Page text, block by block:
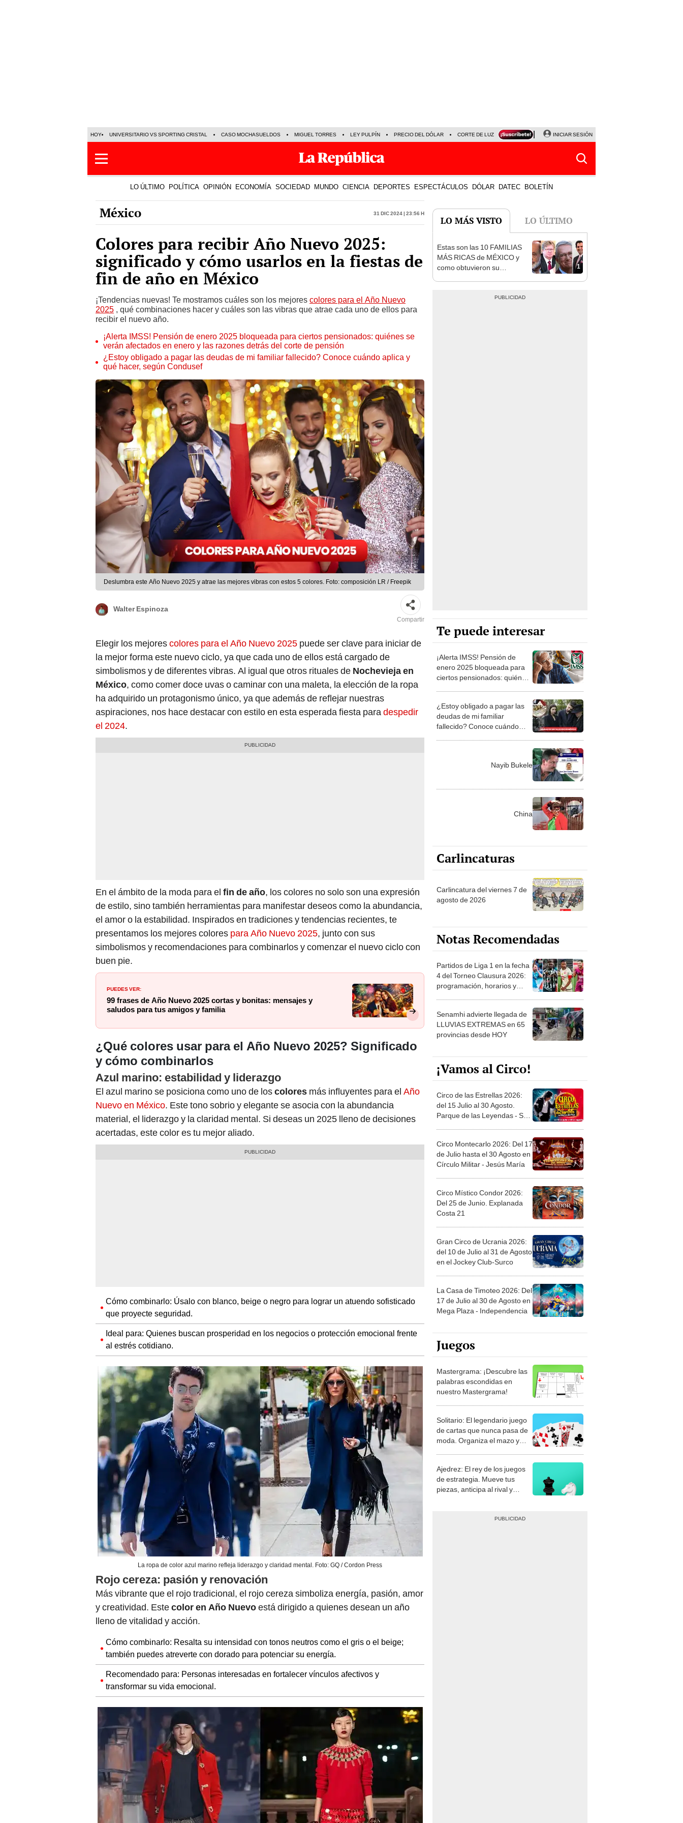
HOY UNIVERSITARIO VS SPORTING CRISTAL CASO MOCHASUELDOS MIGUEL TORRES LEY PULPÍN PRECIO DEL DÓLAR CORTE DE LUZ VIERNES 7 DE AGOSTO ALBERTO BENAVIDES
INICIAR SESIÓN
LO ÚLTIMO POLÍTICA OPINIÓN ECONOMÍA SOCIEDAD MUNDO CIENCIA DEPORTES ESPECTÁCULOS DÓLAR DATEC BOLETÍN
México 31 Dic 2024 | 23:56 h
Colores para recibir Año Nuevo 2025:
significado y cómo usarlos en la fiestas de
fin de año en México
¡Tendencias nuevas! Te mostramos cuáles son los mejores colores para el Año Nuevo
2025 , qué combinaciones hacer y cuáles son las vibras que atrae cada uno de ellos para
recibir el nuevo año.
¡Alerta IMSS! Pensión de enero 2025 bloqueada para ciertos pensionados: quiénes se
verán afectados en enero y las razones detrás del corte de pensión
¿Estoy obligado a pagar las deudas de mi familiar fallecido? Conoce cuándo aplica y
qué hacer, según Condusef
Deslumbra este Año Nuevo 2025 y atrae las mejores vibras con estos 5 colores. Foto: composición LR / Freepik
Walter Espinoza
Compartir
Elegir los mejorescolores para el Año Nuevo 2025 puede ser clave para iniciar de
la mejor forma este nuevo ciclo, ya que cada uno de ellos está cargado de
simbolismos y de diferentes vibras. Al igual que otros rituales de Nochevieja en
México, como comer doce uvas o caminar con una maleta, la elección de la ropa
ha adquirido un protagonismo único, ya que además de reflejar nuestras
aspiraciones, nos hace destacar con estilo en esta esperada fiesta paradespedir
el 2024.
En el ámbito de la moda para el fin de año, los colores no solo son una expresión
de estilo, sino también herramientas para manifestar deseos como la abundancia,
el amor o la estabilidad. Inspirados en tradiciones y tendencias recientes, te
presentamos los mejores colores para Año Nuevo 2025, junto con sus
simbolismos y recomendaciones para combinarlos y comenzar el nuevo ciclo con
buen pie.
PUEDES VER:
99 frases de Año Nuevo 2025 cortas y bonitas: mensajes y
saludos para tus amigos y familia
¿Qué colores usar para el Año Nuevo 2025? Significado
y cómo combinarlos
Azul marino: estabilidad y liderazgo
El azul marino se posiciona como uno de loscolores más influyentes para el Año
Nuevo en México. Este tono sobrio y elegante se asocia con la abundancia
material, el liderazgo y la claridad mental. Si deseas un 2025 lleno de decisiones
acertadas, este color es tu mejor aliado.
Cómo combinarlo: Úsalo con blanco, beige o negro para lograr un atuendo sofisticado
que proyecte seguridad.
Ideal para: Quienes buscan prosperidad en los negocios o protección emocional frente
al estrés cotidiano.
La ropa de color azul marino refleja liderazgo y claridad mental. Foto: GQ / Cordon Press
Rojo cereza: pasión y renovación
Más vibrante que el rojo tradicional, el rojo cereza simboliza energía, pasión, amor
y creatividad. Estecolor en Año Nuevoestá dirigido a quienes desean un año
lleno de vitalidad y acción.
Cómo combinarlo: Resalta su intensidad con tonos neutros como el gris o el beige;
también puedes atreverte con dorado para potenciar su energía.
Recomendado para: Personas interesadas en fortalecer vínculos afectivos y
transformar su vida emocional.
LO MÁS VISTO LO ÚLTIMO
1
Estas son las 10 FAMILIAS
MÁS RICAS de MÉXICO y
como obtuvieron su
Te puede interesar
¡Alerta IMSS! Pensión de
enero 2025 bloqueada para
ciertos pensionados: quiénes
de pensión
¿Estoy obligado a pagar las
deudas de mi familiar
fallecido? Conoce cuándo
Nayib Bukele
China
Carlincaturas
Carlincatura del viernes 7 de
agosto de 2026
Notas Recomendadas
Partidos de Liga 1 en la fecha
4 del Torneo Clausura 2026:
programación, horarios y
Senamhi advierte llegada de
LLUVIAS EXTREMAS en 65
provincias desde HOY
¡Vamos al Circo!
Circo de las Estrellas 2026:
del 15 Julio al 30 Agosto.
Parque de las Leyendas - San
Circo Montecarlo 2026: Del 17
de Julio hasta el 30 Agosto en
Círculo Militar - Jesús María
Circo Místico Condor 2026:
Del 25 de Junio. Explanada
Costa 21
Gran Circo de Ucrania 2026:
del 10 de Julio al 31 de Agosto
en el Jockey Club-Surco
La Casa de Timoteo 2026: Del
17 de Julio al 30 de Agosto en
Mega Plaza - Independencia
Juegos
Mastergrama: ¡Descubre las
palabras escondidas en
nuestro Mastergrama!
Solitario: El legendario juego
de cartas que nunca pasa de
moda. Organiza el mazo y
Ajedrez: El rey de los juegos
de estrategia. Mueve tus
piezas, anticipa al rival y